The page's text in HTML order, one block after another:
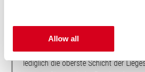
Allow all
Was ist Viscoschaum
Eine Viscoschaum-Matratze besteht
ganz normalem Schaumstoff. Der
lediglich die oberste Schicht der